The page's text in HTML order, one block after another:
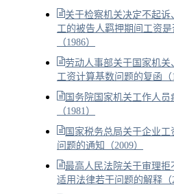
关于检察机关决定不起
工的被告人羁押期间工资
（1986）
劳动人事部关于国家机
工资计算基数问题的复函（
国务院国家机关工作人
（1981）
国家税务总局关于企业
问题的通知（2009）
最高人民法院关于审理
适用法律若干问题的解释（